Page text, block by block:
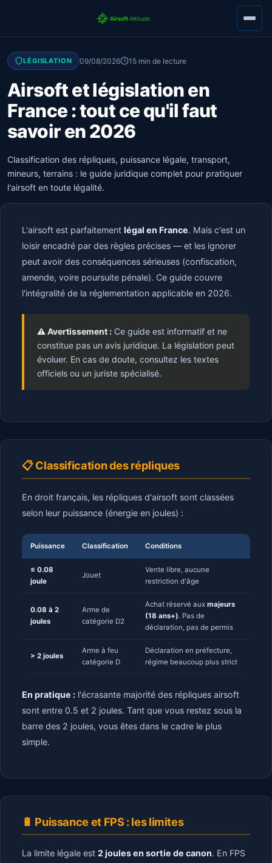
LÉGISLATION 09/08/2026 15 min de lecture
Airsoft et législation en
France : tout ce qu'il faut
savoir en 2026
Classification des répliques, puissance légale, transport,
mineurs, terrains : le guide juridique complet pour pratiquer
l'airsoft en toute légalité.
L'airsoft est parfaitement légal en France. Mais c'est un
loisir encadré par des règles précises — et les ignorer
peut avoir des conséquences sérieuses (confiscation,
amende, voire poursuite pénale). Ce guide couvre
l'intégralité de la réglementation applicable en 2026.
⚠️ Avertissement : Ce guide est informatif et ne
constitue pas un avis juridique. La législation peut
évoluer. En cas de doute, consultez les textes
officiels ou un juriste spécialisé.
📋 Classification des répliques
En droit français, les répliques d'airsoft sont classées
selon leur puissance (énergie en joules) :
Puissance Classification Conditions
≤ 0.08
joule
Jouet
Vente libre, aucune
restriction d'âge
0.08 à 2
joules
Arme de
catégorie D2
Achat réservé aux majeurs
(18 ans+). Pas de
déclaration, pas de permis
> 2 joules
Arme à feu
catégorie D
Déclaration en préfecture,
régime beaucoup plus strict
En pratique : l'écrasante majorité des répliques airsoft
sont entre 0.5 et 2 joules. Tant que vous restez sous la
barre des 2 joules, vous êtes dans le cadre le plus
simple.
🔋 Puissance et FPS : les limites
La limite légale est 2 joules en sortie de canon. En FPS